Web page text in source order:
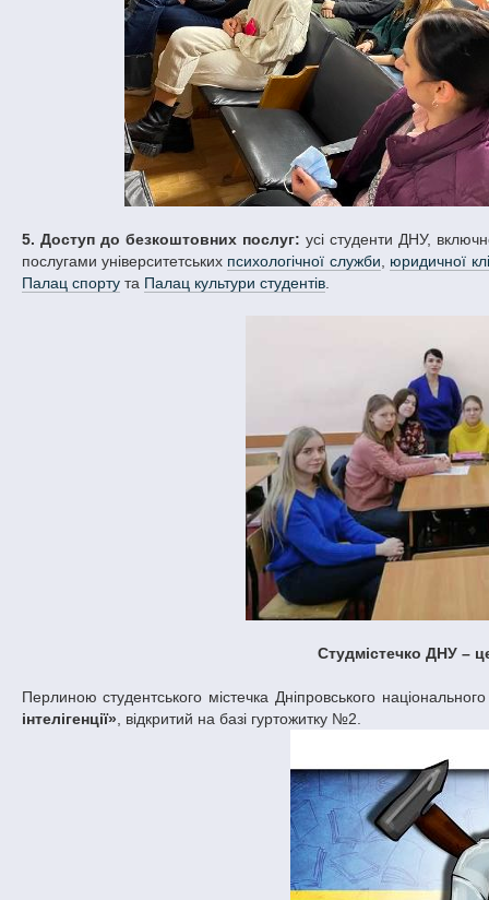
5. Доступ до безкоштовних послуг: усі студенти ДНУ,
послугами університетських психологічної служби
юридичної
Палац спортута Палац культури студентів.
Студмістечко ДНУ –
Перлиною студентського містечка Дніпровського
інтелігенції», відкритий на базі гуртожитку №2.